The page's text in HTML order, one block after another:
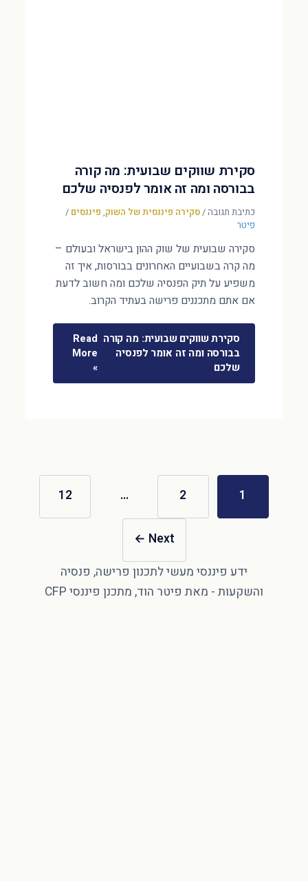
סקירת שווקים שבועית: מה קורה
בבורסה ומה זה אומר לפנסיה שלכם
כתיבת תגובה/סקירה פיננסית של השוק, פיננסים /
פיטר
סקירה שבועית של שוק ההון בישראל ובעולם –
מה קרה בשבועיים האחרונים בבורסות, איך זה
משפיע על תיק הפנסיה שלכם ומה חשוב לדעת
אם אתם מתכננים פרישה בעתיד הקרוב.
סקירת שווקים שבועית: מה קורה
בבורסה ומה זה אומר לפנסיה
שלכם
Read
More
»
1
2
…
12
Next
←